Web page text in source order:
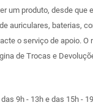
um produto, desde
auriculares, baterias,
o serviço de apoio.
de Trocas e
9h - 13h e das 15h -